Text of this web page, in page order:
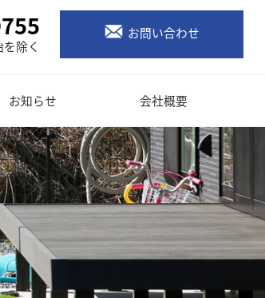
除く
お問い合わせ
お知らせ 会社概要